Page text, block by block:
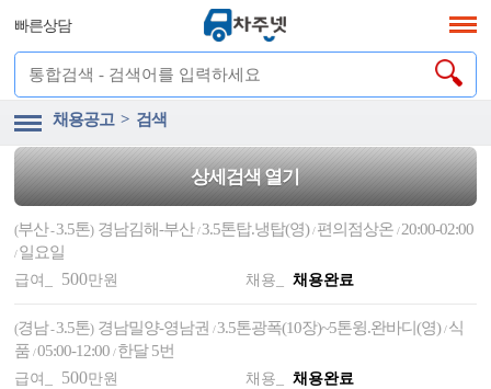
빠른상담
채용공고 > 검색
상세검색 열기
(부산-3.5톤) 경남김해-부산/3.5톤탑.냉탑(영)/ 편의점상온/ 20:00-02:00
/ 일요일
급여_ 500만원 채용_ 채용완료
(경남-3.5톤) 경남밀양-영남권/3.5톤광폭(10장)~5톤윙.완바디(영)/ 식
품/05:00-12:00/ 한달 5번
급여_ 500만원 채용_ 채용완료